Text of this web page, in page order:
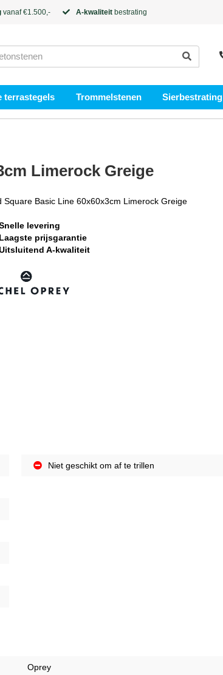
vanaf €1.500,- A-kwaliteit bestrating
terrastegels Trommelstenen Sierbestrating
Limerock Greige
Square Basic Line 60x60x3cm Limerock Greige
levering
Laagste prijsgarantie
A-kwaliteit
Niet geschikt om af te trillen
Oprey